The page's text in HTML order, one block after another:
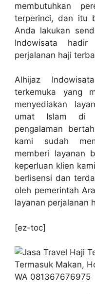
membutuhkan
terperinci, dan itu
Anda lakukan
Indowisata
perjalanan haji
Alhijaz
terkemuka yang
menyediakan
umat Islam di
pengalaman
kami sudah
memberi layanan
keperluan klien
berlisensi dan
oleh pemerintah
layanan perjalanan
[ez-toc]